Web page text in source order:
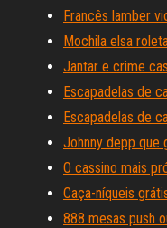
Francês lamber
Mochila elsa
Jantar e crime
Escapadelas de
Escapadelas de
Johnny depp que
O cassino mais
Caça-níqueis
888 mesas push